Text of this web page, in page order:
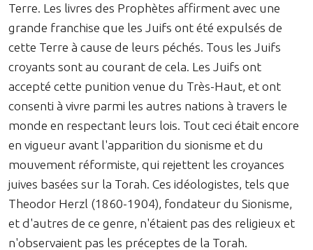
Terre. Les livres des Prophètes affirment avec une
grande franchise que les Juifs ont été expulsés de
cette Terre à cause de leurs péchés. Tous les Juifs
croyants sont au courant de cela. Les Juifs ont
accepté cette punition venue du Très-Haut, et ont
consenti à vivre parmi les autres nations à travers le
monde en respectant leurs lois. Tout ceci était encore
en vigueur avant l'apparition du sionisme et du
mouvement réformiste, qui rejettent les croyances
juives basées sur la Torah. Ces idéologistes, tels que
Theodor Herzl (1860-1904), fondateur du Sionisme,
et d'autres de ce genre, n'étaient pas des religieux et
n'observaient pas les préceptes de la Torah.